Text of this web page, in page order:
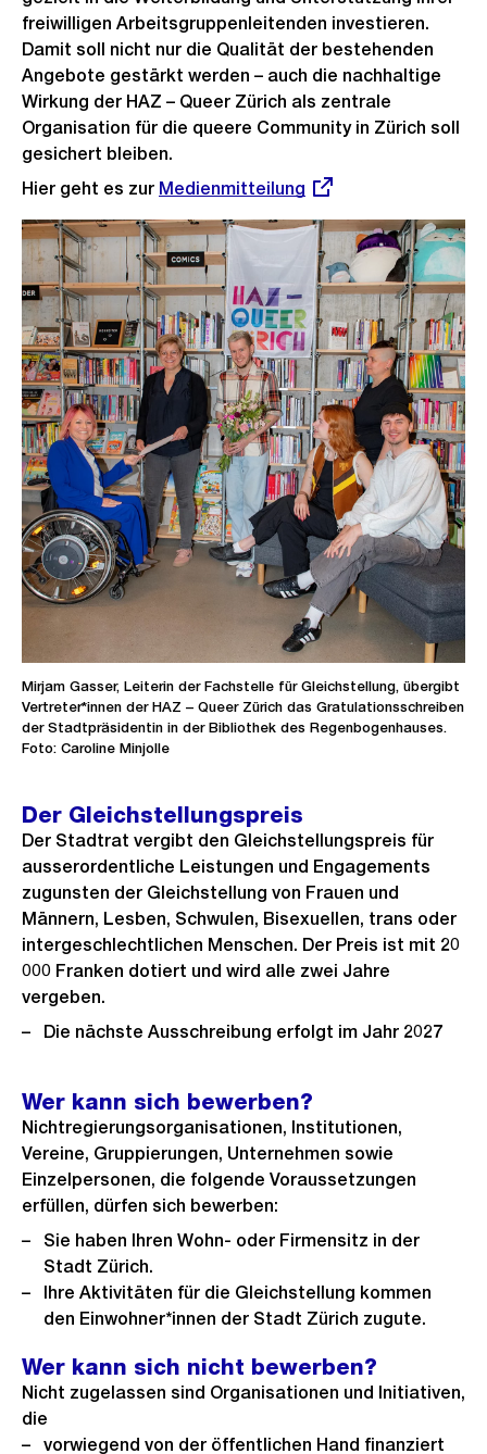
freiwilligen Arbeitsgruppenleitenden investieren.
Damit soll nicht nur die Qualität der bestehenden
Angebote gestärkt werden – auch die nachhaltige
Wirkung der HAZ – Queer Zürich als zentrale
Organisation für die queere Community in Zürich soll
gesichert bleiben.
Hier geht es zur Externer
Link:
Medienmitteilung
Mirjam Gasser, Leiterin der Fachstelle für Gleichstellung, übergibt
Vertreter*innen der HAZ – Queer Zürich das Gratulationsschreiben
der Stadtpräsidentin in der Bibliothek des Regenbogenhauses.
Foto: Caroline Minjolle
Der Gleichstellungspreis
Der Stadtrat vergibt den Gleichstellungspreis für
ausserordentliche Leistungen und Engagements
zugunsten der Gleichstellung von Frauen und
Männern, Lesben, Schwulen, Bisexuellen, trans oder
intergeschlechtlichen Menschen. Der Preis ist mit 20
000 Franken dotiert und wird alle zwei Jahre
vergeben.
Die nächste Ausschreibung erfolgt im Jahr 2027
Wer kann sich bewerben?
Nichtregierungsorganisationen, Institutionen,
Vereine, Gruppierungen, Unternehmen sowie
Einzelpersonen, die folgende Voraussetzungen
erfüllen, dürfen sich bewerben:
Sie haben Ihren Wohn- oder Firmensitz in der
Stadt Zürich.
Ihre Aktivitäten für die Gleichstellung kommen
den Einwohner*innen der Stadt Zürich zugute.
Wer kann sich nicht bewerben?
Nicht zugelassen sind Organisationen und Initiativen,
die
vorwiegend von der öffentlichen Hand finanziert